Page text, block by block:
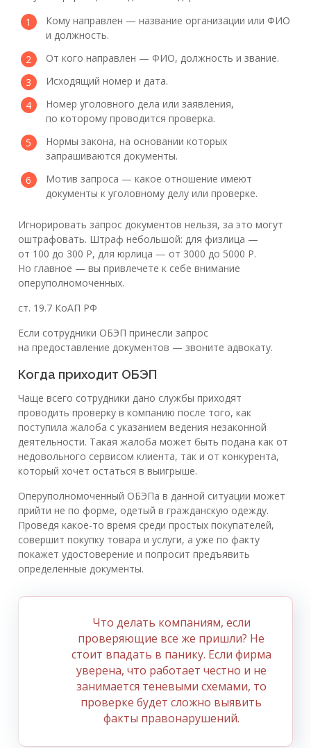
Кому направлен — название организации или ФИО
и должность.
От кого направлен — ФИО, должность и звание.
Исходящий номер и дата.
Номер уголовного дела или заявления,
по которому проводится проверка.
Нормы закона, на основании которых
запрашиваются документы.
Мотив запроса — какое отношение имеют
документы к уголовному делу или проверке.
Игнорировать запрос документов нельзя, за это могут
оштрафовать. Штраф небольшой: для физлица —
от 100 до 300 Р, для юрлица — от 3000 до 5000 Р.
Но главное — вы привлечете к себе внимание
оперуполномоченных.
ст. 19.7 КоАП РФ
Если сотрудники ОБЭП принесли запрос
на предоставление документов — звоните адвокату.
Когда приходит ОБЭП
Чаще всего сотрудники дано службы приходят
проводить проверку в компанию после того, как
поступила жалоба с указанием ведения незаконной
деятельности. Такая жалоба может быть подана как от
недовольного сервисом клиента, так и от конкурента,
который хочет остаться в выигрыше.
Оперуполномоченный ОБЭПа в данной ситуации может
прийти не по форме, одетый в гражданскую одежду.
Проведя какое-то время среди простых покупателей,
совершит покупку товара и услуги, а уже по факту
покажет удостоверение и попросит предъявить
определенные документы.
Что делать компаниям, если
проверяющие все же пришли? Не
стоит впадать в панику. Если фирма
уверена, что работает честно и не
занимается теневыми схемами, то
проверке будет сложно выявить
факты правонарушений.